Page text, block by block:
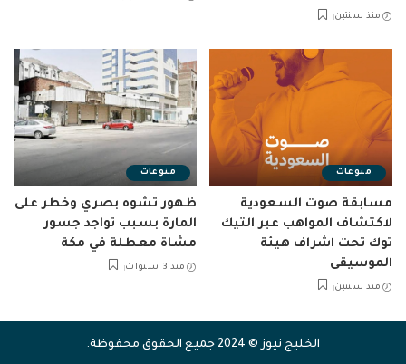
منذ سنتين
منوعات
مسابقة صوت السعودية
لاكتشاف المواهب عبر التيك
توك تحت اشراف هيئة
الموسيقى
منذ سنتين
منوعات
ظهور تشوه بصري وخطر على
المارة بسبب تواجد جسور
مشاة معطلة في مكة
منذ 3 سنوات
الخليج نيوز © 2024 جميع الحقوق محفوظة.